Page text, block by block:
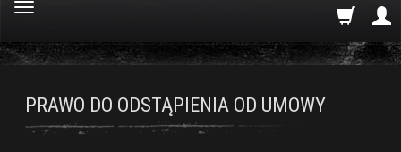
PRAWO DO ODSTĄPIENIA OD UMOWY